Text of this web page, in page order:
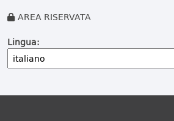
AREA RISERVATA
Lingua